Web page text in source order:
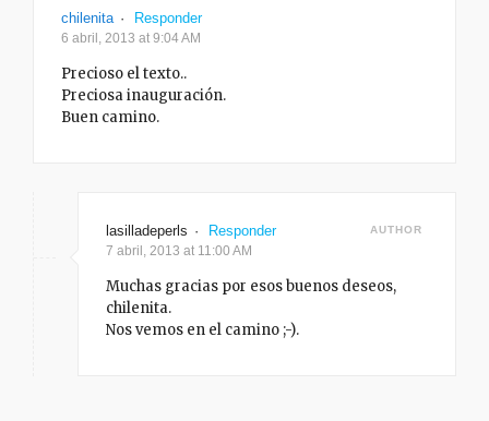
chilenita · Responder
6 abril, 2013 at 9:04 AM
Precioso el texto..
Preciosa inauguración.
Buen camino.
lasilladeperls · Responder AUTHOR
7 abril, 2013 at 11:00 AM
Muchas gracias por esos buenos deseos,
chilenita.
Nos vemos en el camino ;-).